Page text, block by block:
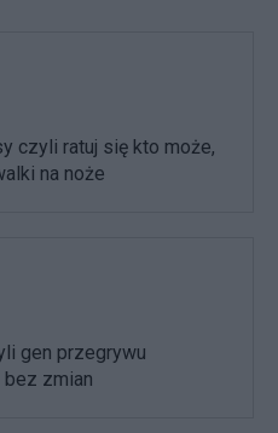
czyli ratuj się kto może,
na noże
gen przegrywu
zmian